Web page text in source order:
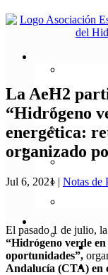
La AeH2
“Hidrógeno
energética:
organizado
Jul 6, 2021 | Notas de
El pasado 1 de julio,
“Hidrógeno verde
oportunidades”,
Andalucía (CTA) en